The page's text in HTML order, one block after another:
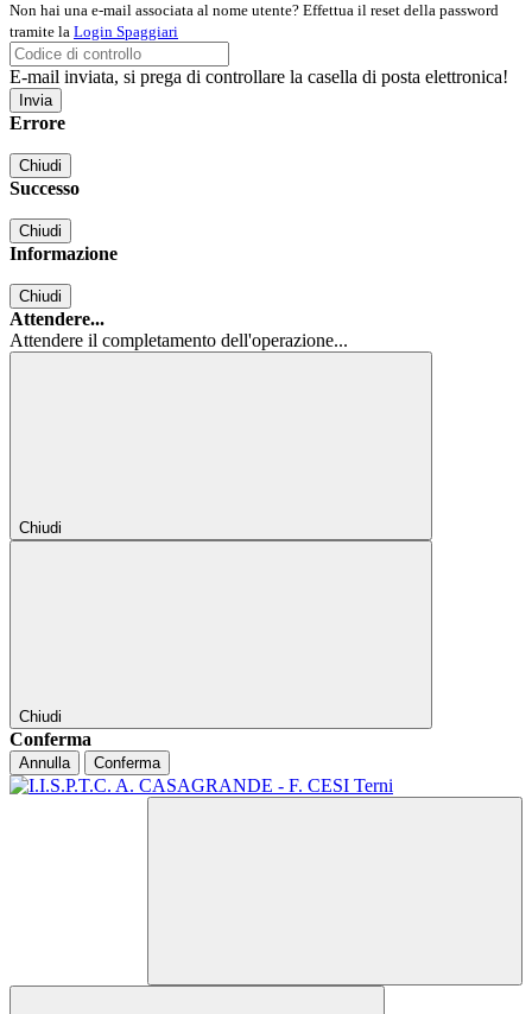
Non hai una e-mail associata al nome utente? Effettua il reset della password
tramite la Login Spaggiari
E-mail inviata, si prega di controllare la casella di posta elettronica!
Errore
Chiudi
Successo
Chiudi
Informazione
Chiudi
Attendere...
Attendere il completamento dell'operazione...
Chiudi
Chiudi
Conferma
Annulla Conferma